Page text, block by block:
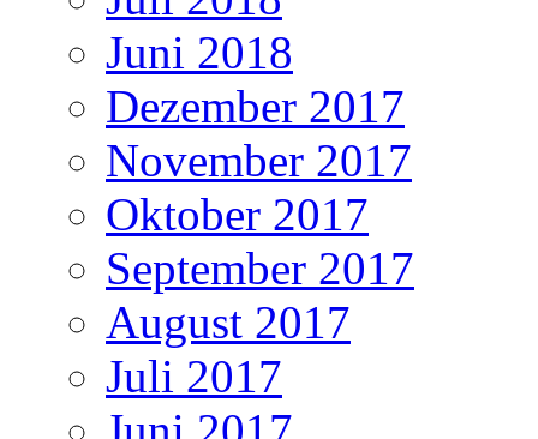
Juni 2018
Dezember 2017
November 2017
Oktober 2017
September 2017
August 2017
Juli 2017